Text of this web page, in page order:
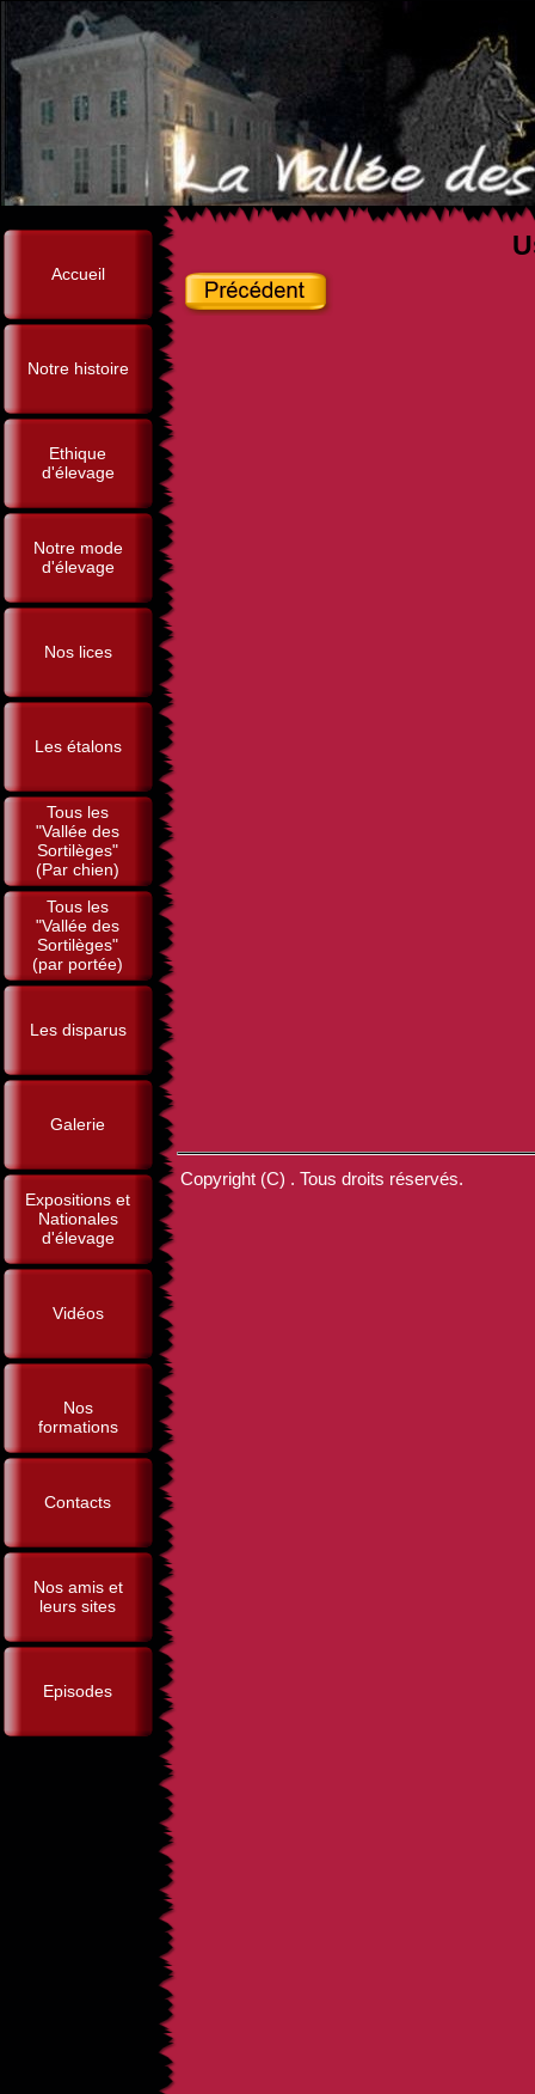
Accueil
Notre histoire
Ethique
d'élevage
Notre mode
d'élevage
Nos lices
Les étalons
Tous les
"Vallée des
Sortilèges"
(Par chien)
Tous les
"Vallée des
Sortilèges"
(par portée)
Les disparus
Galerie
Expositions et
Nationales
d'élevage
Vidéos
Nos
formations
Contacts
Nos amis et
leurs sites
Episodes
Copyright (C) . Tous droits réservés.